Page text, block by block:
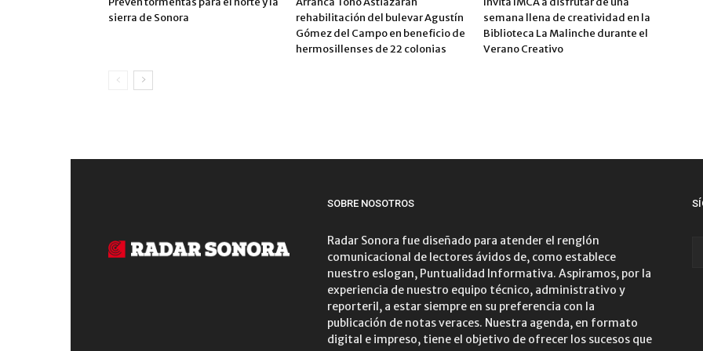
sierra de Sonora
rehabilitación del bulevar Agustín
Gómez del Campo en beneficio de
hermosillenses de 22 colonias
semana llena de creatividad en la
Biblioteca La Malinche durante el
Verano Creativo
SOBRE NOSOTROS
Radar Sonora fue diseñado para atender el renglón
comunicacional de lectores ávidos de, como establece
nuestro eslogan, Puntualidad Informativa. Aspiramos, por la
experiencia de nuestro equipo técnico, administrativo y
reporteril, a estar siempre en su preferencia con la
publicación de notas veraces. Nuestra agenda, en formato
digital e impreso, tiene el objetivo de ofrecer los sucesos que